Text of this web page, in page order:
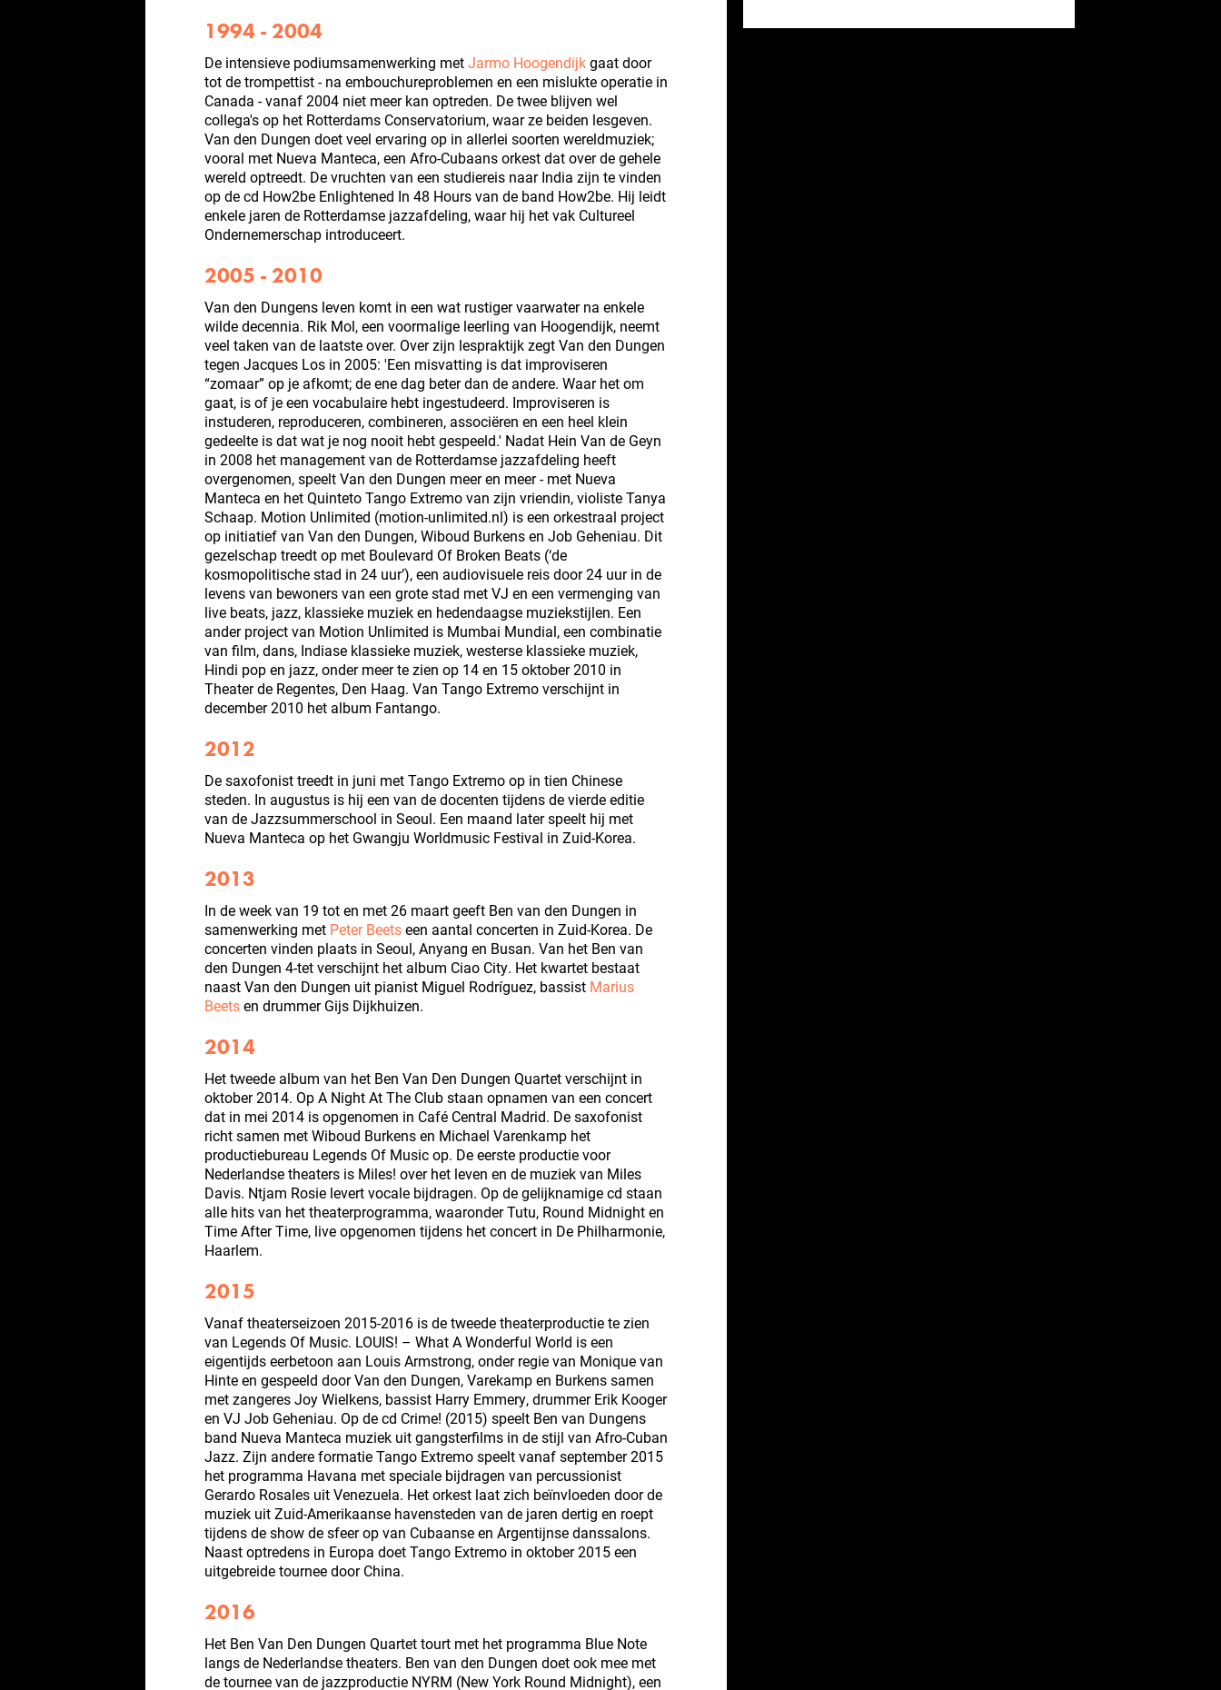
1994 - 2004
De intensieve podiumsamenwerking metJarmo Hoogendijkgaat door
tot de trompettist - na embouchureproblemen en een mislukte operatie in
Canada - vanaf 2004 niet meer kan optreden. De twee blijven wel
collega's op het Rotterdams Conservatorium, waar ze beiden lesgeven.
Van den Dungen doet veel ervaring op in allerlei soorten wereldmuziek;
vooral met Nueva Manteca, een Afro-Cubaans orkest dat over de gehele
wereld optreedt. De vruchten van een studiereis naar India zijn te vinden
op de cd How2be Enlightened In 48 Hours van de band How2be. Hij leidt
enkele jaren de Rotterdamse jazzafdeling, waar hij het vak Cultureel
Ondernemerschap introduceert.
2005 - 2010
Van den Dungens leven komt in een wat rustiger vaarwater na enkele
wilde decennia. Rik Mol, een voormalige leerling van Hoogendijk, neemt
veel taken van de laatste over. Over zijn lespraktijk zegt Van den Dungen
tegen Jacques Los in 2005: 'Een misvatting is dat improviseren
“zomaar” op je afkomt; de ene dag beter dan de andere. Waar het om
gaat, is of je een vocabulaire hebt ingestudeerd. Improviseren is
instuderen, reproduceren, combineren, associëren en een heel klein
gedeelte is dat wat je nog nooit hebt gespeeld.' Nadat Hein Van de Geyn
in 2008 het management van de Rotterdamse jazzafdeling heeft
overgenomen, speelt Van den Dungen meer en meer - met Nueva
Manteca en het Quinteto Tango Extremo van zijn vriendin, violiste Tanya
Schaap. Motion Unlimited (motion-unlimited.nl) is een orkestraal project
op initiatief van Van den Dungen, Wiboud Burkens en Job Geheniau. Dit
gezelschap treedt op met Boulevard Of Broken Beats (‘de
kosmopolitische stad in 24 uur’), een audiovisuele reis door 24 uur in de
levens van bewoners van een grote stad met VJ en een vermenging van
live beats, jazz, klassieke muziek en hedendaagse muziekstijlen. Een
ander project van Motion Unlimited is Mumbai Mundial, een combinatie
van film, dans, Indiase klassieke muziek, westerse klassieke muziek,
Hindi pop en jazz, onder meer te zien op 14 en 15 oktober 2010 in
Theater de Regentes, Den Haag. Van Tango Extremo verschijnt in
december 2010 het album Fantango.
2012
De saxofonist treedt in juni met Tango Extremo op in tien Chinese
steden. In augustus is hij een van de docenten tijdens de vierde editie
van de Jazzsummerschool in Seoul. Een maand later speelt hij met
Nueva Manteca op het Gwangju Worldmusic Festival in Zuid-Korea.
2013
In de week van 19 tot en met 26 maart geeft Ben van den Dungen in
samenwerking met Peter Beetseen aantal concerten in Zuid-Korea. De
concerten vinden plaats in Seoul, Anyang en Busan. Van het Ben van
den Dungen 4-tet verschijnt het album Ciao City. Het kwartet bestaat
naast Van den Dungen uit pianist Miguel Rodríguez, bassist Marius
Beetsen drummer Gijs Dijkhuizen.
2014
Het tweede album van het Ben Van Den Dungen Quartet verschijnt in
oktober 2014. Op A Night At The Club staan opnamen van een concert
dat in mei 2014 is opgenomen in Café Central Madrid. De saxofonist
richt samen met Wiboud Burkens en Michael Varenkamp het
productiebureau Legends Of Music op. De eerste productie voor
Nederlandse theaters is Miles! over het leven en de muziek van Miles
Davis. Ntjam Rosie levert vocale bijdragen. Op de gelijknamige cd staan
alle hits van het theaterprogramma, waaronder Tutu, Round Midnight en
Time After Time, live opgenomen tijdens het concert in De Philharmonie,
Haarlem.
2015
Vanaf theaterseizoen 2015-2016 is de tweede theaterproductie te zien
van Legends Of Music. LOUIS! – What A Wonderful World is een
eigentijds eerbetoon aan Louis Armstrong, onder regie van Monique van
Hinte en gespeeld door Van den Dungen, Varekamp en Burkens samen
met zangeres Joy Wielkens, bassist Harry Emmery, drummer Erik Kooger
en VJ Job Geheniau. Op de cd Crime! (2015) speelt Ben van Dungens
band Nueva Manteca muziek uit gangsterfilms in de stijl van Afro-Cuban
Jazz. Zijn andere formatie Tango Extremo speelt vanaf september 2015
het programma Havana met speciale bijdragen van percussionist
Gerardo Rosales uit Venezuela. Het orkest laat zich beïnvloeden door de
muziek uit Zuid-Amerikaanse havensteden van de jaren dertig en roept
tijdens de show de sfeer op van Cubaanse en Argentijnse danssalons.
Naast optredens in Europa doet Tango Extremo in oktober 2015 een
uitgebreide tournee door China.
2016
Het Ben Van Den Dungen Quartet tourt met het programma Blue Note
langs de Nederlandse theaters. Ben van den Dungen doet ook mee met
de tournee van de jazzproductie NYRM (New York Round Midnight), een